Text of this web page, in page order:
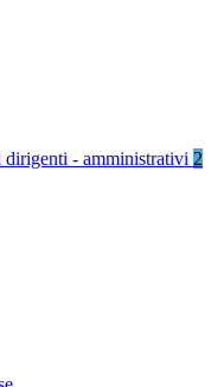
dirigenti - amministrativi 2